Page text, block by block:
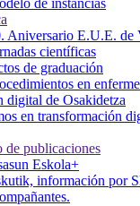
de instancias
Aniversario E.U.E. de
científicas
de graduación
en
digital de Osakidetza
en transformación
de publicaciones
Eskola+
información por